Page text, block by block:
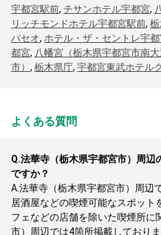
宇都宮駅前, チサンホテル宇都宮,
リッチモンドホテル宇都宮駅前,
パセオ, ホテル・ザ・セントレ宇
都宮, 八幡宮（栃木県宇都宮市南大
市） , 栃木県庁, 宇都宮東武ホテル
よくある質問
Q.法華寺（栃木県宇都宮市）周辺
ですか？
A.法華寺（栃木県宇都宮市）周辺
居酒屋などの喫煙可能なスポット
フェなどの店舗を除いた喫煙所に
市）周辺では4箇所掲載しており